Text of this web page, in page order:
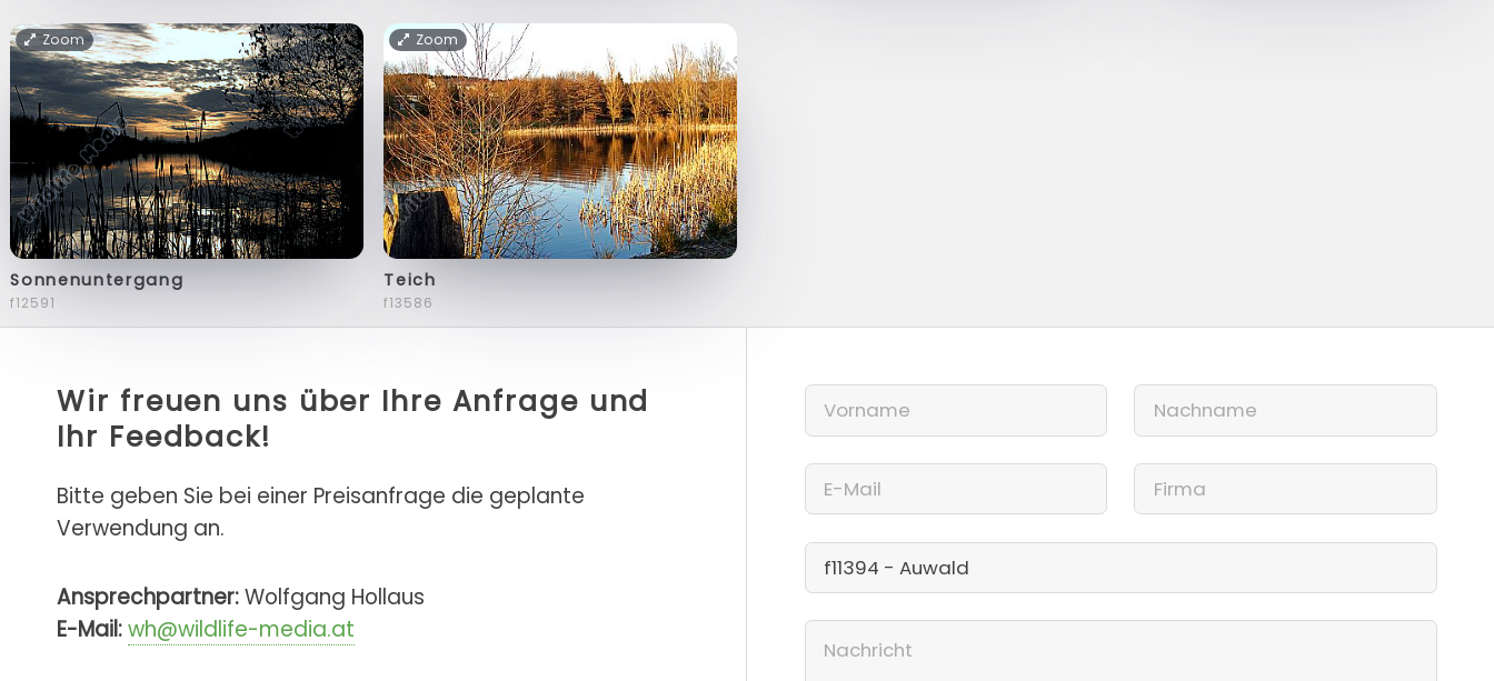
Zoom
Sonnenuntergang
f12591
Zoom
Teich
f13586
Wir freuen uns über Ihre Anfrage und
Ihr Feedback!
Bitte geben Sie bei einer Preisanfrage die geplante
Verwendung an.
Ansprechpartner:Wolfgang Hollaus
E-Mail:wh@wildlife-media.at